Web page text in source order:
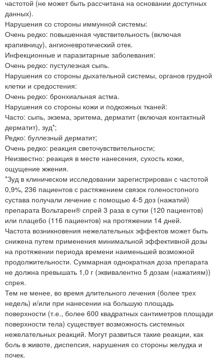
частотой (не может быть рассчитана на основании доступных
данных).
Нарушения со стороны иммунной системы:
Очень редко: повышенная чувствительность (включая
крапивницу), ангионевротический отек.
Инфекционные и паразитарные заболевания:
Очень редко: пустулезная сыпь.
Нарушения со стороны дыхательной системы, органов грудной
клетки и средостения:
Очень редко: бронхиальная астма.
Нарушения со стороны кожи и подкожных тканей:
Часто: сыпь, экзема, эритема, дерматит (включая контактный
дерматит), зуд*;
Редко: буллезный дерматит;
Очень редко: реакция светочувствительности;
Неизвестно: реакция в месте нанесения, сухость кожи,
ощущение жжения.
*Зуд в клиническом исследовании зарегистрирован с частотой
0,9%, 236 пациентов с растяжением связок голеностопного
сустава получали лечение с помощью 4-5 доз (нажатий)
препарата Вольтарен® спрей 3 раза в сутки (120 пациентов)
или плацебо (116 пациентов) на протяжении 14 дней.
Частота возникновения нежелательных эффектов может быть
снижена путем применения минимальной эффективной дозы
на протяжении периода времени наименьшей возможной
продолжительности. Суммарная однократная доза препарата
не должна превышать 1,0 г (эквивалентно 5 дозам (нажатиям))
спрея.
Тем не менее, во время длительного лечения (более трех
недель) и/или при нанесении на большую площадь
поверхности (т.е., более 600 квадратных сантиметров площади
поверхности тела) существует возможность системных
нежелательных реакций. Могут развиться такие реакции, как
боль в животе, диспепсия, нарушения со стороны желудка и
почек.